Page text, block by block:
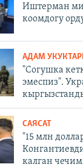
Иштерман
коомдогу
АДАМ
"Согушка
эмеспиз".
САЯСАТ
"15 млн
калган чечим